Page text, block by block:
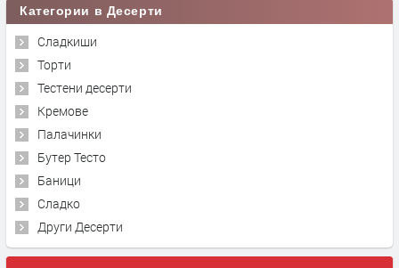
Категории в Десерти
Сладкиши
Торти
Тестени десерти
Кремове
Палачинки
Бутер Тесто
Баници
Сладко
Други Десерти